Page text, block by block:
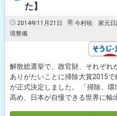
た】
2014年11月21日 今村暁 家元日
境整備
解散総選挙で、政官財、それぞれ
ありがたいことに掃除大賞2015
が正式決定しました。 「掃除、
高め、日本が自慢できる世界に輸